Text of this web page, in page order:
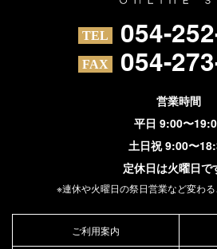
054-
054-
営業時間
平日 9:00〜
土日祝 9:00〜
定休日は火曜日で
※連休や火曜日の祭日営業など変わる
ご利用案内